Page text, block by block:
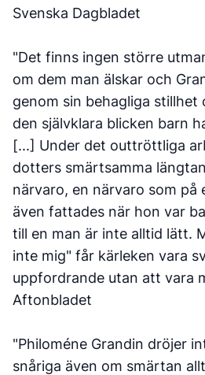
Svenska Dagbladet
"Det finns ingen större
om dem man älskar och
genom sin behagliga stillhet
den självklara blicken barn
[...] Under det outtröttliga
dotters smärtsamma
närvaro, en närvaro som
även fattades när hon var
till en man är inte alltid lätt.
inte mig" får kärleken vara
uppfordrande utan att vara
Aftonbladet
"Philoméne Grandin dröjer
snåriga även om smärtan